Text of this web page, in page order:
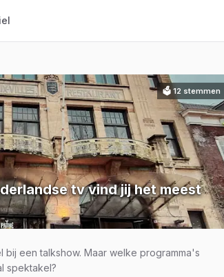
🗳 12 stemmen
tv vind jij het meest
een talkshow. Maar welke programma's
spektakel?